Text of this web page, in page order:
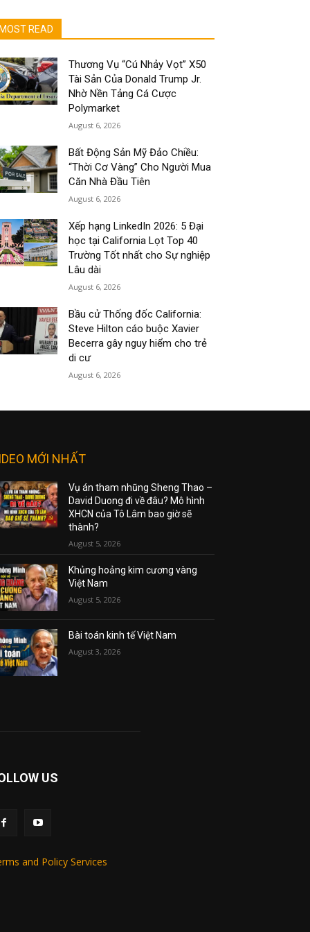
MOST READ
Thương Vụ “Cú Nhảy Vọt” X50
Tài Sản Của Donald Trump Jr.
Nhờ Nền Tảng Cá Cược
Polymarket
August 6, 2026
Bất Động Sản Mỹ Đảo Chiều:
“Thời Cơ Vàng” Cho Người Mua
Căn Nhà Đầu Tiên
August 6, 2026
Xếp hạng LinkedIn 2026: 5 Đại
học tại California Lọt Top 40
Trường Tốt nhất cho Sự nghiệp
Lâu dài
August 6, 2026
Bầu cử Thống đốc California:
Steve Hilton cáo buộc Xavier
Becerra gây nguy hiểm cho trẻ
di cư
August 6, 2026
MỚI NHẤT
Vụ án tham nhũng Sheng Thao –
David Duong đi về đâu? Mô hình
XHCN của Tô Lâm bao giờ sẽ
thành?
August 5, 2026
Khủng hoảng kim cương vàng
Việt Nam
August 5, 2026
Bài toán kinh tế Việt Nam
August 3, 2026
US
and Policy Services